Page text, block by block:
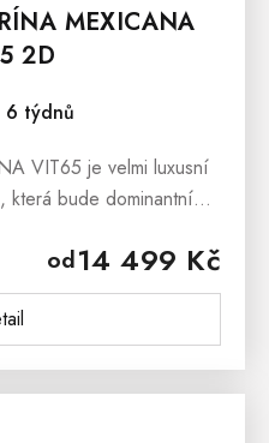
MEXICANA
2D
6 týdnů
od14 499 Kč
VIT65 je velmi luxusní
která bude dominantním